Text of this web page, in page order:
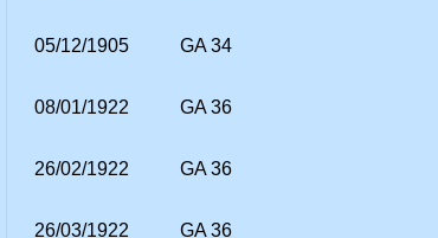
GA 34
05/12/1905
GA 36
08/01/1922
GA 36
26/02/1922
GA 36
26/03/1922